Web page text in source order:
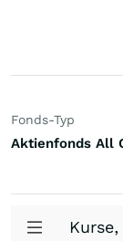
Fonds-Typ
Aktienfonds All